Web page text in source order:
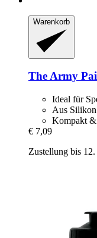
Warenkorb
The Army
Ideal für
Aus Silikon
Kompakt
€ 7,09
Zustellung bis